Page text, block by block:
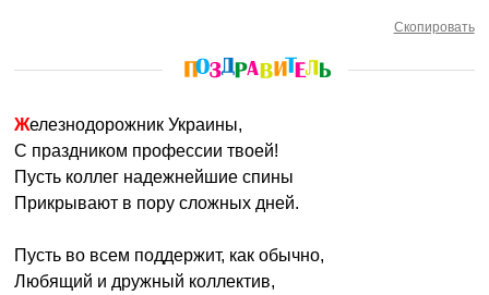
Скопировать
Железнодорожник Украины,
С праздником профессии твоей!
Пусть коллег надежнейшие спины
Прикрывают в пору сложных дней.
Пусть во всем поддержит, как обычно,
Любящий и дружный коллектив,